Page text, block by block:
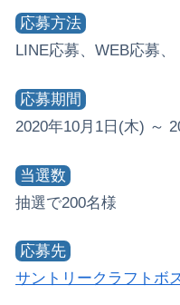
応募方法
LINE応募、WEB応募、
応募期間
2020年10月1日(木) ～
当選数
抽選で200名様
応募先
サントリークラフトボ